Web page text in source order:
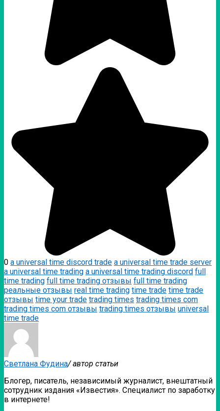
0 a universal time discord trade a universal time trade server
a universal time trading a universal time trading discord full
time trading full time trading отзывы full time trading
реальные отзывы real time trading time trade time trade
отзывы time your trade trading times trading times com
trading times com отзывы trading times отзывы universal
time trade
Светлана Фудина/ автор статьи
Блогер, писатель, независимый журналист, внештатный
сотрудник издания «Известия». Специалист по заработку
в интернете!